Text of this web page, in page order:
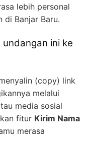
lebih personal
di Banjar Baru.
ini ke
(copy) link
melalui
media sosial
fitur Kirim Nama
merasa